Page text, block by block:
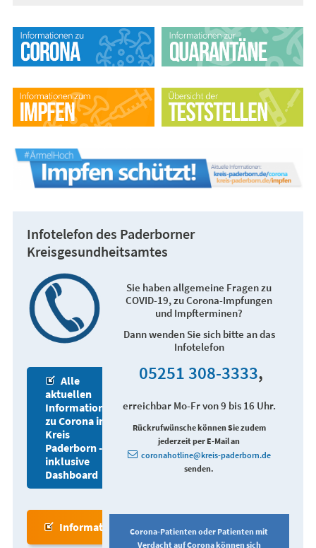
Infotelefon des Paderborner
Kreisgesundheitsamtes
Alle
aktuellen
Informationen
zu Corona im
Kreis
Paderborn -
inklusive
Dashboard
Informationen zum Impfen
Sie haben allgemeine Fragen zu
COVID-19, zu Corona-Impfungen
und Impfterminen?
Dann wenden Sie sich bitte an das
Infotelefon
05251 308-3333,
erreichbar Mo-Fr von 9 bis 16 Uhr.
Rückrufwünsche können Sie zudem
jederzeit per E-Mail an
coronahotline@kreis-paderborn.de
senden.
Corona-Patienten oder Patienten mit
Verdacht auf Corona können sich